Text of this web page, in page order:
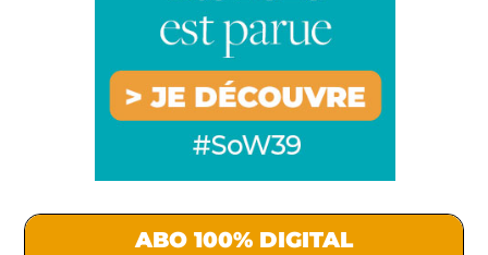
ABO 100% DIGITAL